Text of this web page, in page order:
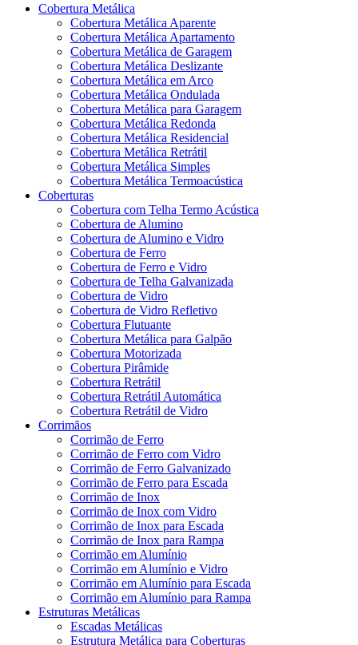
Cobertura Metálica
Cobertura Metálica Aparente
Cobertura Metálica Apartamento
Cobertura Metálica de Garagem
Cobertura Metálica Deslizante
Cobertura Metálica em Arco
Cobertura Metálica Ondulada
Cobertura Metálica para Garagem
Cobertura Metálica Redonda
Cobertura Metálica Residencial
Cobertura Metálica Retrátil
Cobertura Metálica Simples
Cobertura Metálica Termoacústica
Coberturas
Cobertura com Telha Termo Acústica
Cobertura de Alumino
Cobertura de Alumino e Vidro
Cobertura de Ferro
Cobertura de Ferro e Vidro
Cobertura de Telha Galvanizada
Cobertura de Vidro
Cobertura de Vidro Refletivo
Cobertura Flutuante
Cobertura Metálica para Galpão
Cobertura Motorizada
Cobertura Pirâmide
Cobertura Retrátil
Cobertura Retrátil Automática
Cobertura Retrátil de Vidro
Corrimãos
Corrimão de Ferro
Corrimão de Ferro com Vidro
Corrimão de Ferro Galvanizado
Corrimão de Ferro para Escada
Corrimão de Inox
Corrimão de Inox com Vidro
Corrimão de Inox para Escada
Corrimão de Inox para Rampa
Corrimão em Alumínio
Corrimão em Alumínio e Vidro
Corrimão em Alumínio para Escada
Corrimão em Alumínio para Rampa
Estruturas Metálicas
Escadas Metálicas
Estrutura Metálica para Coberturas